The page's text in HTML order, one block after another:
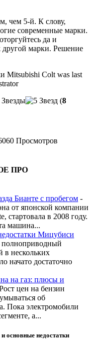
чем 5-й. К слову,
современные марки.
да и
другой марки. Решение
Mitsubishi Colt was last
(8
Просмотров
ПРО
Бианте с пробегом -
от японской компании
стартовала в 2008 году.
машина...
Мицубиси
полноприводный
в нескольких
начато достаточно
на газ: плюсы и
цен на бензин
об
Пока электромобили
а...
основные недостатки